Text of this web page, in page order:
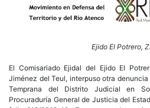
Ejido El Potrero,
El Comisariado Ejidal del Ejido El
Jiménez del Teul, interpuso otra
Temprana del Distrito Judicial en
Procuraduría General de Justicia del